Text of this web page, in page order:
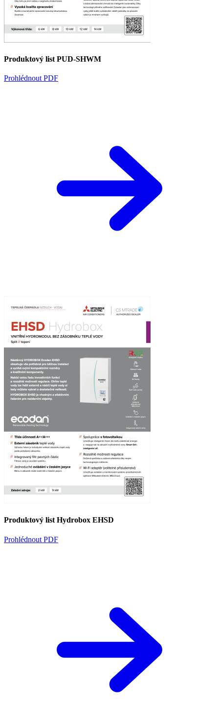
Produktový list PUD-SHWM
Prohlédnout PDF
Produktový list Hydrobox EHSD
Prohlédnout PDF